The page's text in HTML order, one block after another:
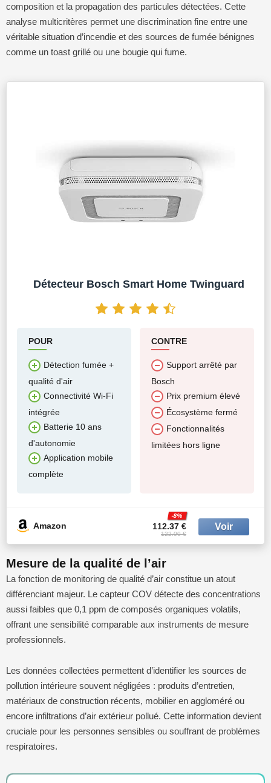
composition et la propagation des particules détectées. Cette
analyse multicritères permet une discrimination fine entre une
véritable situation d’incendie et des sources de fumée bénignes
comme un toast grillé ou une bougie qui fume.
Détecteur Bosch Smart Home Twinguard
POUR
Détection fumée +
qualité d'air
Connectivité Wi-Fi
intégrée
Batterie 10 ans
d'autonomie
Application mobile
complète
CONTRE
Support arrêté par
Bosch
Prix premium élevé
Écosystème fermé
Fonctionnalités
limitées hors ligne
Amazon 112.37 €
-8%
122.00 €
Mesure de la qualité de l’air
La fonction de monitoring de qualité d’air constitue un atout
différenciant majeur. Le capteur COV détecte des concentrations
aussi faibles que 0,1 ppm de composés organiques volatils,
offrant une sensibilité comparable aux instruments de mesure
professionnels.
Les données collectées permettent d’identifier les sources de
pollution intérieure souvent négligées : produits d’entretien,
matériaux de construction récents, mobilier en aggloméré ou
encore infiltrations d’air extérieur pollué. Cette information devient
cruciale pour les personnes sensibles ou souffrant de problèmes
respiratoires.